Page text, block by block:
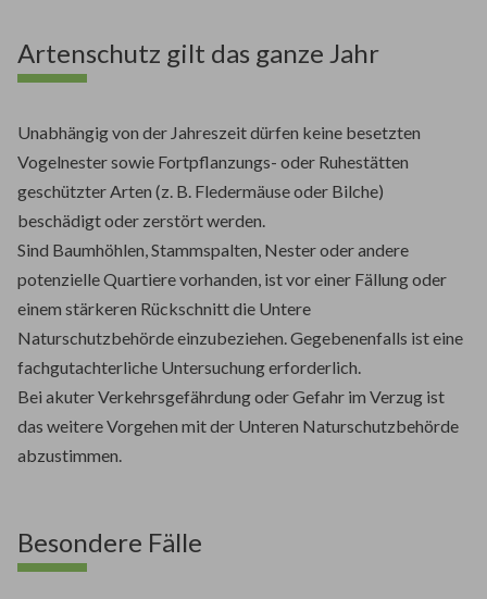
Artenschutz gilt das ganze Jahr
Unabhängig von der Jahreszeit dürfen keine besetzten
Vogelnester sowie Fortpflanzungs- oder Ruhestätten
geschützter Arten (z. B. Fledermäuse oder Bilche)
beschädigt oder zerstört werden.
Sind Baumhöhlen, Stammspalten, Nester oder andere
potenzielle Quartiere vorhanden, ist vor einer Fällung oder
einem stärkeren Rückschnitt die Untere
Naturschutzbehörde einzubeziehen. Gegebenenfalls ist eine
fachgutachterliche Untersuchung erforderlich.
Bei akuter Verkehrsgefährdung oder Gefahr im Verzug ist
das weitere Vorgehen mit der Unteren Naturschutzbehörde
abzustimmen.
Besondere Fälle